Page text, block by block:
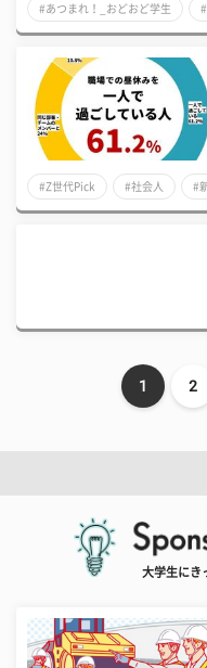
#あつまれ！_おどおど学生
#Z世代Pick #社会人 #
1 2
大学生にき